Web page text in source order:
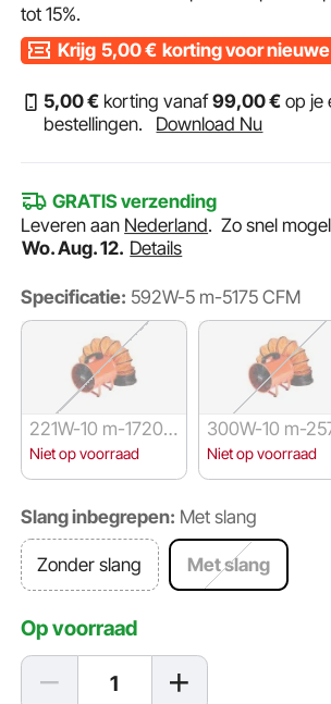
tot15%.
Krijg 5,00€ korting voor
5,00€ korting vanaf99,00€ op je
bestellingen.
Download Nu
GRATIS verzending
Leveren aan Nederland.Zo snel
Wo. Aug. 12. Details
Specificatie: 592W-5 m-5175 CFM
221W-10 m-1720
CFM
Niet op voorraad
300W-10 m-
CFM
Niet op voorraad
Slang inbegrepen: Met slang
Zonder slang Met slang
Op voorraad